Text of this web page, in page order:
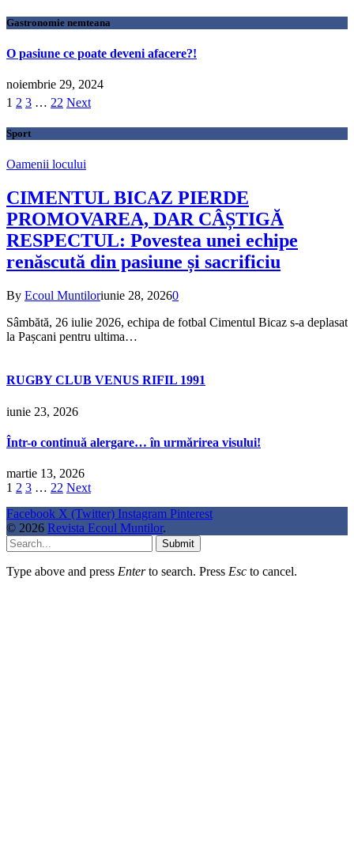
Gastronomie nemteana
O pasiune ce poate deveni afacere?!
noiembrie 29, 2024
1 2 3 … 22 Next
Sport
Oamenii locului
CIMENTUL BICAZ PIERDE
PROMOVAREA, DAR CÂȘTIGĂ
RESPECTUL: Povestea unei echipe
renăscută din pasiune și sacrificiu
By Ecoul Muntiloriunie 28, 20260
Sâmbătă, 26 iulie 2026, echipa de fotbal Cimentul Bicaz s-a deplasat
la Pașcani pentru ultima…
RUGBY CLUB VENUS RIFIL 1991
iunie 23, 2026
Într-o continuă alergare… în urmărirea visului!
martie 13, 2026
1 2 3 … 22 Next
Facebook X (Twitter) Instagram Pinterest
© 2026 Revista Ecoul Muntilor.
Submit
Type above and press Enterto search. Press Esc to cancel.